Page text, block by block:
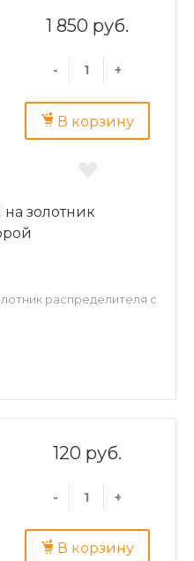
1 850 руб.
- +
В корзину
золотник
распределителя с
120 руб.
- +
В корзину